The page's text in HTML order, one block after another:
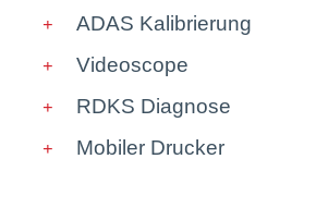
ADAS Kalibrierung
Videoscope
RDKS Diagnose
Mobiler Drucker